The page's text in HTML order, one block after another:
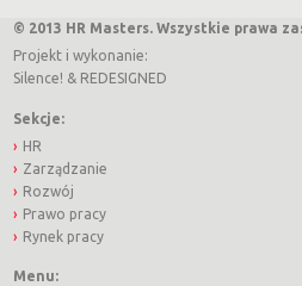
© 2013 HR Masters. Wszystkie prawa
Projekt i wykonanie:
Silence! & REDESIGNED
Sekcje:
HR
Zarządzanie
Rozwój
Prawo pracy
Rynek pracy
Menu: